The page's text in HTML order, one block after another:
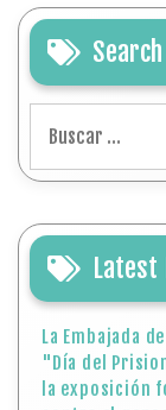
Latest
"Día del
la exposición
argentino
17 de abril:
Hoy 16 de
palestino
mártires»